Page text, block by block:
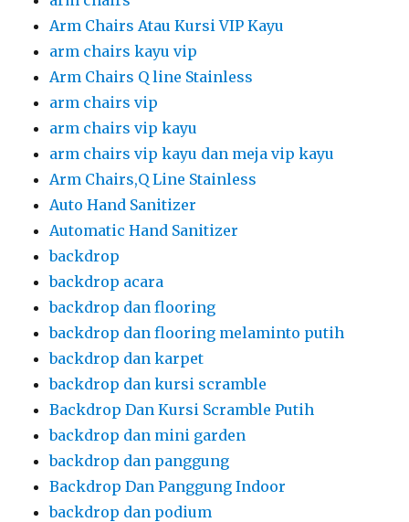
Arm Chairs Atau Kursi VIP Kayu
arm chairs kayu vip
Arm Chairs Q line Stainless
arm chairs vip
arm chairs vip kayu
arm chairs vip kayu dan meja vip kayu
Arm Chairs,Q Line Stainless
Auto Hand Sanitizer
Automatic Hand Sanitizer
backdrop
backdrop acara
backdrop dan flooring
backdrop dan flooring melaminto putih
backdrop dan karpet
backdrop dan kursi scramble
Backdrop Dan Kursi Scramble Putih
backdrop dan mini garden
backdrop dan panggung
Backdrop Dan Panggung Indoor
backdrop dan podium